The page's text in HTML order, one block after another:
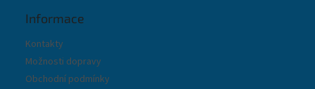
Informace
Kontakty
Možnosti dopravy
Obchodní podmínky